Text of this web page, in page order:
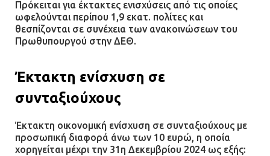
Πρόκειται για έκτακτες ενισχύσεις από τις οποίες
ωφελούνται περίπου 1,9 εκατ. πολίτες και
θεσπίζονται σε συνέχεια των ανακοινώσεων του
Πρωθυπουργού στην ΔΕΘ.
Έκτακτη ενίσχυση σε
συνταξιούχους
Έκτακτη οικονομική ενίσχυση σε συνταξιούχους με
προσωπική διαφορά άνω των 10 ευρώ, η οποία
χορηγείται μέχρι την 31η Δεκεμβρίου 2024 ως εξής: